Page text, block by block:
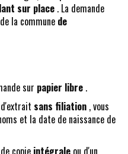
sur place . La demande
la commune de
sur papier libre .
sans filiation , vous
et la date de naissance de
copie intégrale ou d'un